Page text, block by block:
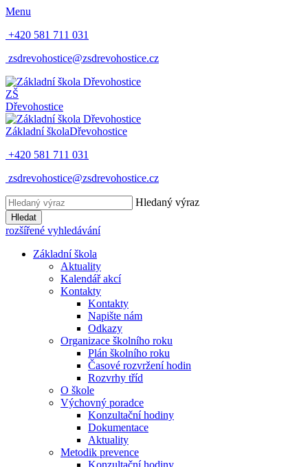
Menu
+420 581 711 031
zsdrevohostice@zsdrevohostice.cz
ZŠ
Dřevohostice
Základní školaDřevohostice
+420 581 711 031
zsdrevohostice@zsdrevohostice.cz
Hledaný výraz
Hledat
rozšířené vyhledávání
Základní škola
Aktuality
Kalendář akcí
Kontakty
Kontakty
Napište nám
Odkazy
Organizace školního roku
Plán školního roku
Časové rozvržení hodin
Rozvrhy tříd
O škole
Výchovný poradce
Konzultační hodiny
Dokumentace
Aktuality
Metodik prevence
Konzultační hodiny